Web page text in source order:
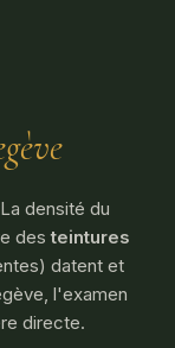
densité du
desteintures
datent et
l'examen
directe.